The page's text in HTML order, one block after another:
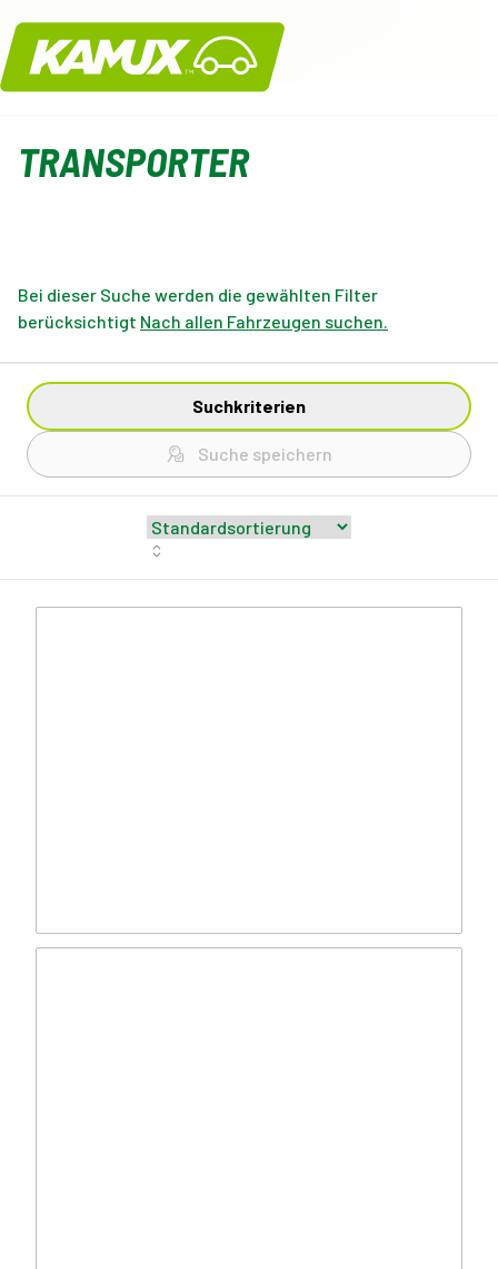
Kamux
TRANSPORTER
Bei dieser Suche werden die gewählten Filter
berücksichtigt Nach allen Fahrzeugen suchen.
Suchkriterien
Suche speichern